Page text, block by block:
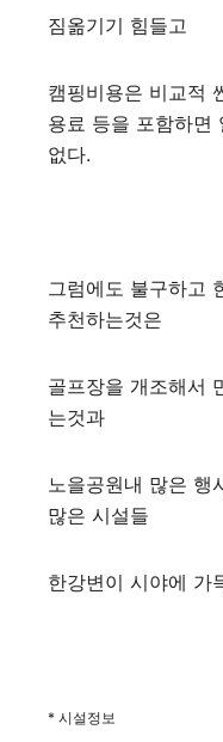
짐옮기기 힘들고
캠핑비용은 비교적
용료 등을 포함하면
없다.
그럼에도 불구하고
추천하는것은
골프장을 개조해서
는것과
노을공원내 많은 행
많은 시설들
한강변이 시야에 가
* 시설정보